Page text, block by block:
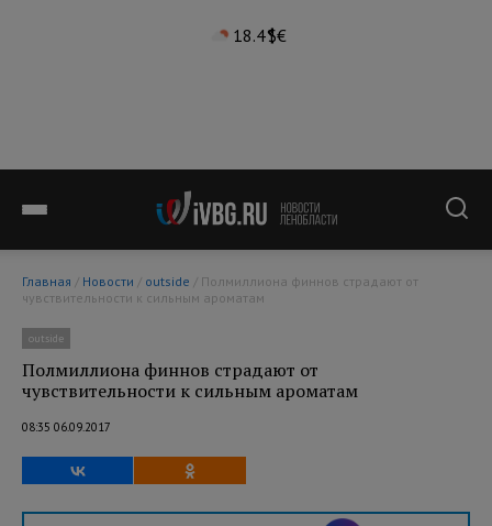
18.4°$€
Главная / Новости / outside
чувствительности к сильным ароматам
outside
Полмиллиона финнов страдают от
чувствительности к сильным ароматам
08:35 06.09.2017